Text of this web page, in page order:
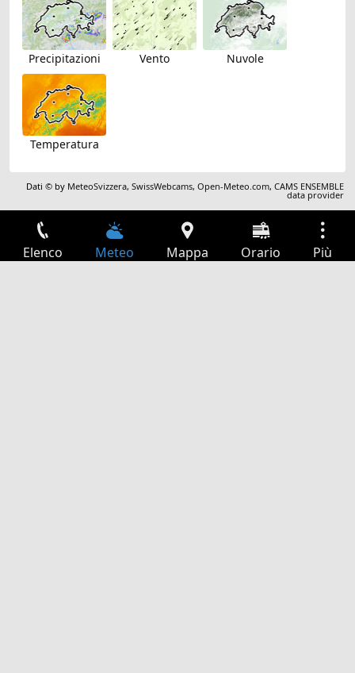
Precipitazioni Vento Nuvole
Temperatura
Dati © by MeteoSvizzera,SwissWebcams,Open-Meteo.com,CAMS ENSEMBLE
data provider
Elenco Meteo Mappa Orario Più